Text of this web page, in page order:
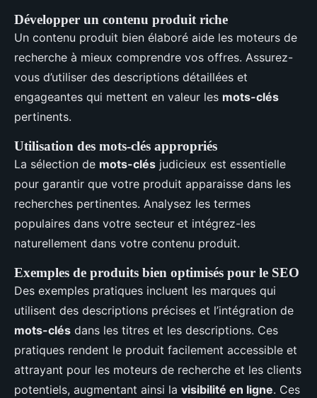
Développer un contenu produit riche
Un contenu produit bien élaboré aide les moteurs de
recherche à mieux comprendre vos offres. Assurez-
vous d’utiliser des descriptions détaillées et
engageantes qui mettent en valeur les mots-clés
pertinents.
Utilisation des mots-clés appropriés
La sélection de mots-clés judicieux est essentielle
pour garantir que votre produit apparaisse dans les
recherches pertinentes. Analysez les termes
populaires dans votre secteur et intégrez-les
naturellement dans votre contenu produit.
Exemples de produits bien optimisés pour le SEO
Des exemples pratiques incluent les marques qui
utilisent des descriptions précises et l’intégration de
mots-clés dans les titres et les descriptions. Ces
pratiques rendent le produit facilement accessible et
attrayant pour les moteurs de recherche et les clients
potentiels, augmentant ainsi la visibilité en ligne. Ces